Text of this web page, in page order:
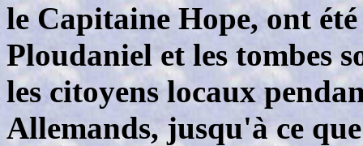
le Capitaine Hope, ont
Ploudaniel et les tombes
les citoyens locaux
Allemands, jusqu'à ce